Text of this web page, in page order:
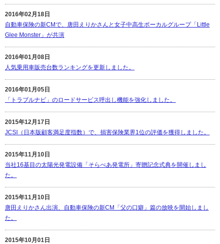
2016年02月18日
自動車保険の新CMで、唐田えりかさんと女子中高生ボーカルグループ「Little
Glee Monster」が共演
2016年01月08日
人気乗用車販売台数ランキングを更新しました。
2016年01月05日
「トラブルナビ」のロードサービス呼出し機能を強化しました。
2015年12月17日
JCSI（日本版顧客満足度指数）で、損害保険業界1位の評価を獲得しました。
2015年11月10日
当社16基目の太陽光発電設備「そらべあ発電所」寄贈記念式典を開催しまし
た。
2015年11月10日
唐田えりかさん出演、自動車保険の新CM「父の口癖」篇の放映を開始しまし
た。
2015年10月01日